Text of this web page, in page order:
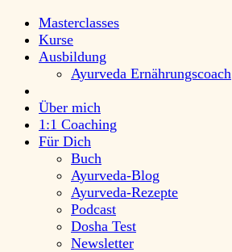
Masterclasses
Kurse
Ausbildung
Ayurveda Ernährungscoach
Über mich
1:1 Coaching
Für Dich
Buch
Ayurveda-Blog
Ayurveda-Rezepte
Podcast
Dosha Test
Newsletter